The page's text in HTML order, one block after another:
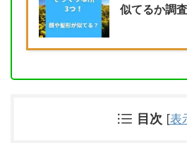
似てるか調査
目次 [表